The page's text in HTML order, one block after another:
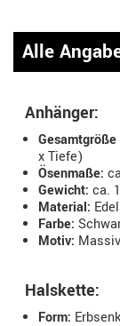
Alle
Anhänger:
Gesamtgröße
x Tiefe)
Ösenmaße:
Gewicht: ca.
Material:
Farbe:
Motiv:
Halskette:
Form: